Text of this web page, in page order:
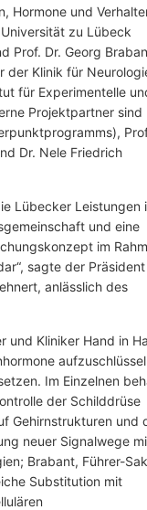
Hormone und
zu Lübeck
Prof. Dr. Georg
der Klinik für
für Experimentelle
Projektpartner sind
Dr. Nele Friedrich
Lübecker Leistungen
und eine
im
sagte der
anlässlich des
und Kliniker Hand in
Im Einzelnen
der Schilddrüse
Gehirnstrukturen und
neuer Signalwege
Brabant, Führer-
Substitution mit